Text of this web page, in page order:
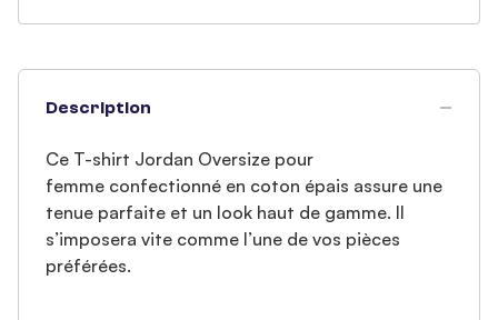
Description
Ce T-shirt Jordan Oversize pour
femme confectionné en coton épais assure une
tenue parfaite et un look haut de gamme. Il
s’imposera vite comme l’une de vos pièces
préférées.